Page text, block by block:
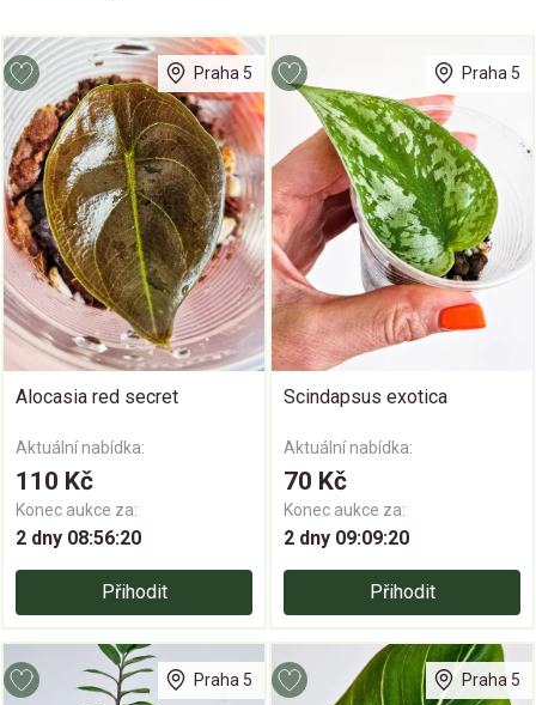
Praha 5
Alocasia red secret
Aktuální nabídka:
110 Kč
Konec aukce za:
2 dny 08:56:19
Přihodit
Praha 5
Scindapsus exotica
Aktuální nabídka:
70 Kč
Konec aukce za:
2 dny 09:09:19
Přihodit
Praha 5 Praha 5